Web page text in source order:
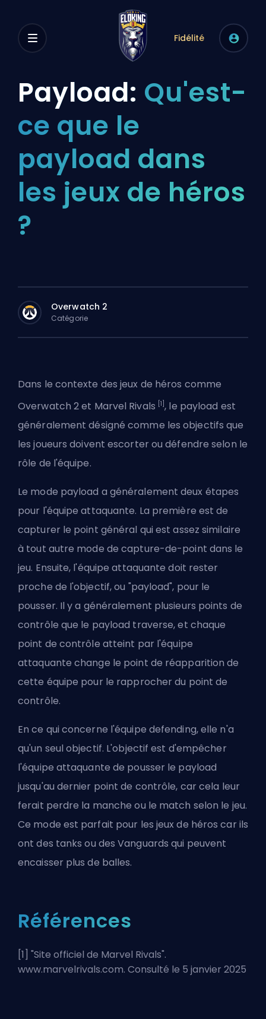
Fidélité
Payload: Qu'est-
ce que le
payload dans
les jeux de héros
?
Overwatch 2
Catégorie
Dans le contexte des jeux de héros comme
Overwatch 2et Marvel Rivals [1] , le payload est
généralement désigné comme les objectifs que
les joueurs doivent escorter ou défendre selon le
rôle de l'équipe.
Le mode payload a généralement deux étapes
pour l'équipe attaquante. La première est de
capturer le point général qui est assez similaire
à tout autre mode de capture-de-point dans le
jeu. Ensuite, l'équipe attaquante doit rester
proche de l'objectif, ou "payload", pour le
pousser. Il y a généralement plusieurs points de
contrôle que le payload traverse, et chaque
point de contrôle atteint par l'équipe
attaquante change le point de réapparition de
cette équipe pour le rapprocher du point de
contrôle.
En ce qui concerne l'équipe defending, elle n'a
qu'un seul objectif. L'objectif est d'empêcher
l'équipe attaquante de pousser le payload
jusqu'au dernier point de contrôle, car cela leur
ferait perdre la manche ou le match selon le jeu.
Ce mode est parfait pour les jeux de héros car ils
ont des tanksou desVanguardsqui peuvent
encaisser plus de balles.
Références
[1] "Site officiel de Marvel Rivals".
www.marvelrivals.com. Consulté le 5 janvier 2025